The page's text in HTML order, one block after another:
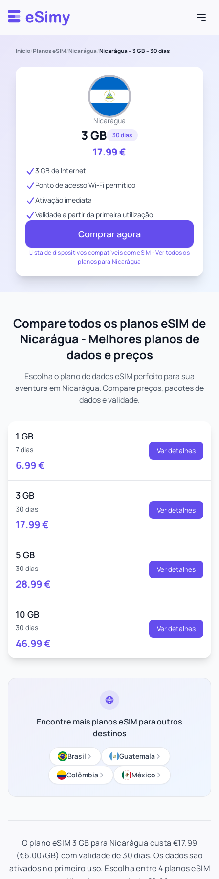
Esimy
Início/Planos eSIM/Nicarágua/Nicarágua – 3 GB – 30 dias
Nicarágua
3 GB 30 dias
17.99€
Lista de dispositivos compatíveis com eSIM -Ver todos os
planos para Nicarágua
3 GB de Internet
Ponto de acesso Wi-Fi permitido
Ativação imediata
Validade a partir da primeira utilização
Comprar agora
Compare todos os planos eSIM de
Nicarágua - Melhores planos de
dados e preços
Escolha o plano de dados eSIM perfeito para sua
aventura em Nicarágua. Compare preços, pacotes de
dados e validade.
1 GB
7 dias
6.99€
Ver detalhes
3 GB
30 dias
17.99€
Ver detalhes
5 GB
30 dias
28.99€
Ver detalhes
10 GB
30 dias
46.99€
Ver detalhes
Encontre mais planos eSIM para outros
destinos
Brasil
Guatemala
Colômbia
México
O plano eSIM 3 GB para Nicarágua custa €17.99
(€6.00/GB) com validade de 30 dias. Os dados são
ativados no primeiro uso. Escolha entre 4 planos eSIM